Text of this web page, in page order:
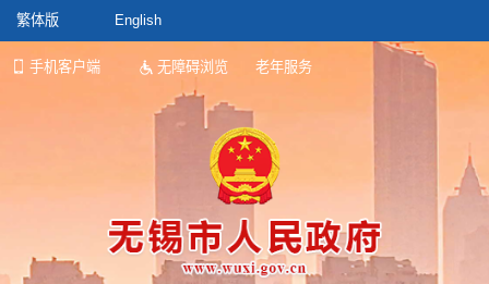
繁体版 English
手机客户端 无障碍浏览 老年服务